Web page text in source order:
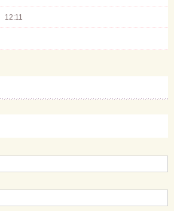
12:11